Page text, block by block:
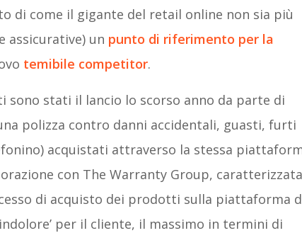
di come il gigante del retail online non sia più
assicurative) un punto di riferimento per la
temibile competitor.
sono stati il lancio lo scorso anno da parte di
polizza contro danni accidentali, guasti, furti
acquistati attraverso la stessa
con The Warranty Group, caratterizzata
di acquisto dei prodotti sulla piattaforma
per il cliente, il massimo in termini di